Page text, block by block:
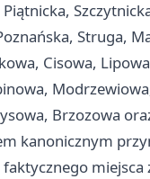
Struga,
Cisowa,
Brzozowa
kanonicznym
miejsca